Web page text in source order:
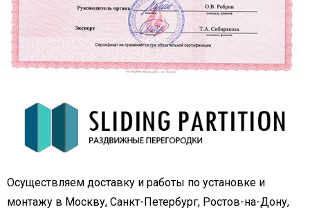
Осуществляем доставку и работы по установке и
монтажу в Москву, Санкт-Петербург, Ростов-на-Дону,